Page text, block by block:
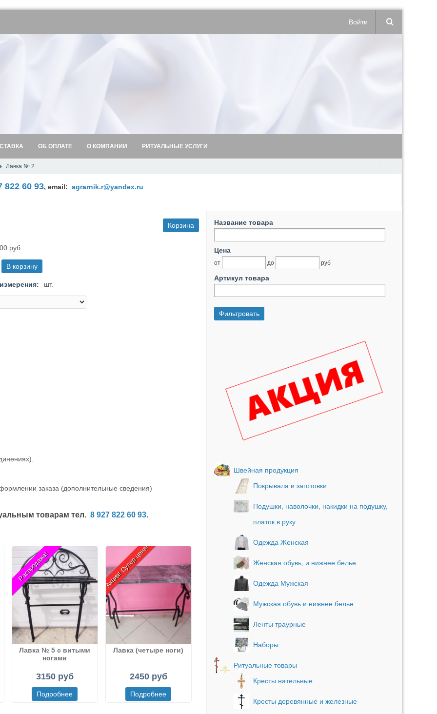
Войти
ОБ ОПЛАТЕ О КОМПАНИИ РИТУАЛЬНЫЕ УСЛУГИ
Лавка № 2
822 60 93, email: agrarnik.r@yandex.ru
Корзина
руб
шт.
заказа (дополнительные сведения)
товарам тел. 8 927 822 60 93.
Распродажа!
Лавка № 5 с витыми
ногами
3150 руб
Акция! Супер цена!
Лавка (четыре ноги)
2450 руб
Название товара
Цена
от до руб
Артикул товара
Швейная продукция
Покрывала и заготовки
Подушки, наволочки, накидки на подушку,
платок в руку
Одежда Женская
Женская обувь, и нижнее белье
Одежда Мужская
Мужская обувь и нижнее белье
Ленты траурные
Наборы
Ритуальные товары
Кресты нательные
Кресты деревянные и железные